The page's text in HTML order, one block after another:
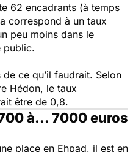
62 encadrants (à temps
correspond à un taux
peu moins dans le
public.
de ce qu’il faudrait. Selon
Hédon, le taux
être de 0,8.
à... 7000 euros
place en Ehpad, il est en